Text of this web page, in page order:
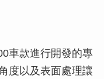
車款進行開發的專
度以及表面處理讓